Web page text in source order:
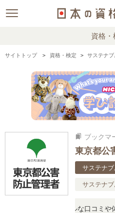
資格・
サイトトップ 資格・検定 サステナ
bookmarks ブックマ
東京都公
サステナ
サステナ
に思ったら、リアルな口コミや体